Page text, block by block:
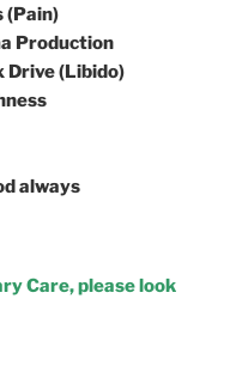
(Pain)
Production
Drive (Libido)
always
Care, please look